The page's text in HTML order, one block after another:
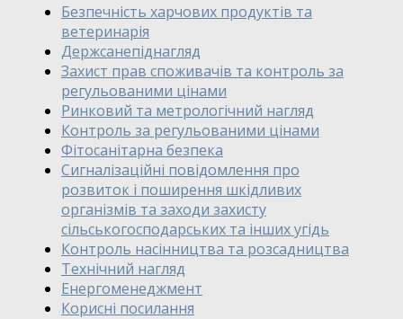
Безпечність харчових продуктів та
ветеринарія
Держсанепіднагляд
Захист прав споживачів та контроль за
регульованими цінами
Ринковий та метрологічний нагляд
Контроль за регульованими цінами
Фітосанітарна безпека
Сигналізаційні повідомлення про
розвиток і поширення шкідливих
організмів та заходи захисту
сільськогосподарських та інших угідь
Контроль насінництва та розсадництва
Технічний нагляд
Енергоменеджмент
Корисні посилання